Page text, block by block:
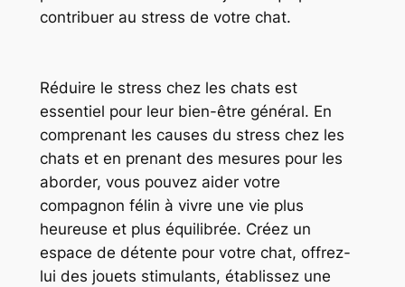
contribuer au stress de votre chat.
Réduire le stress chez les chats est
essentiel pour leur bien-être général. En
comprenant les causes du stress chez les
chats et en prenant des mesures pour les
aborder, vous pouvez aider votre
compagnon félin à vivre une vie plus
heureuse et plus équilibrée. Créez un
espace de détente pour votre chat, offrez-
lui des jouets stimulants, établissez une